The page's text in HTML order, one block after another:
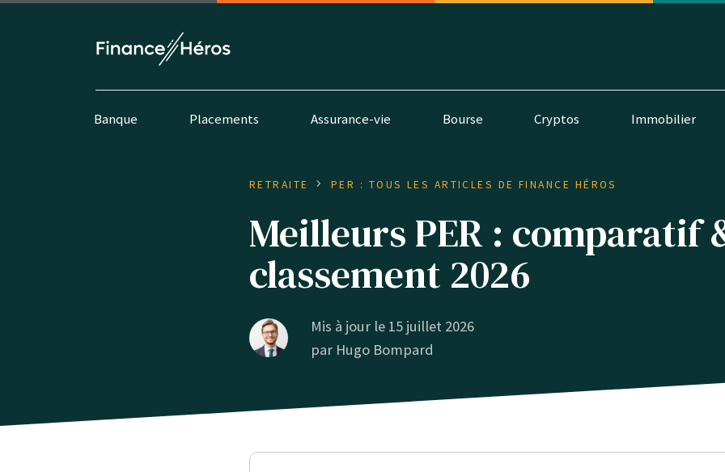
Banque Placements Assurance-vie Bourse Cryptos Immobilier
RETRAITE PER : TOUS LES ARTICLES DE FINANCE HÉROS
Meilleurs PER : comparatif
classement 2026
Mis à jour le 15 juillet 2026
par Hugo Bompard